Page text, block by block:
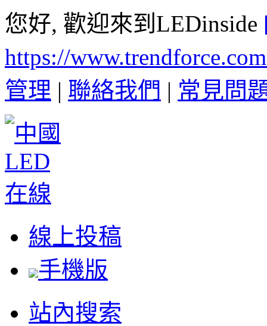
您好, 歡迎來到LEDinside
https://
管理 | 聯絡我們 | 常見問
線上投稿
手機版
站內搜索